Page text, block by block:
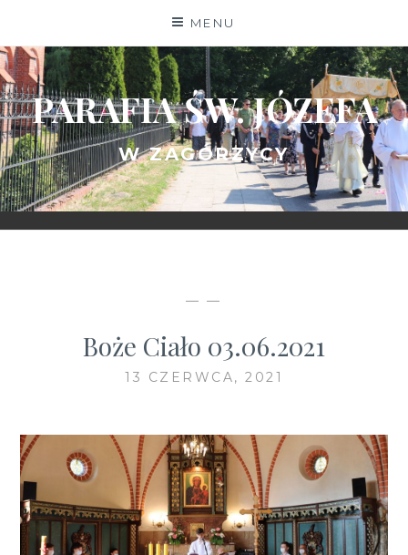
content
MENU
PARAFIA ŚW. JÓZEFA
W ZAGÓRZYCY
— —
Boże Ciało 03.06.2021
13 CZERWCA, 2021